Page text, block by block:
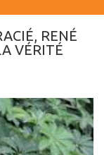
RENÉ
VÉRITÉ